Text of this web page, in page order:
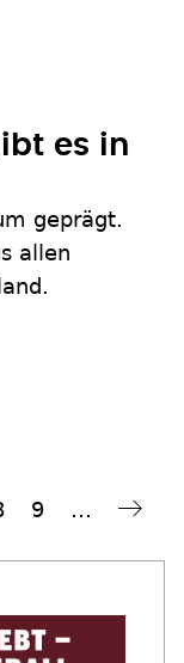
es in
geprägt.
allen
Seite
9 …
›